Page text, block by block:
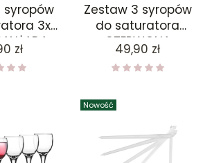
syropów
3x
zł
Zestaw 3 syropów
do saturatora
CZERWONA
ORANŻADA, BIAŁA
ORANŻADA, MANGO
Cena
49,90 zł
Nowość